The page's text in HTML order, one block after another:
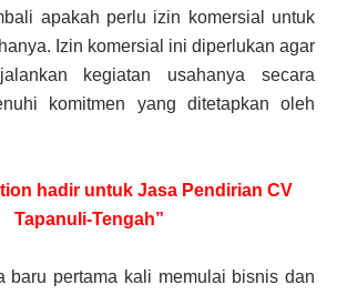
apakah perlu izin komersial untuk
Izin komersial ini diperlukan agar
kegiatan usahanya secara
komitmen yang ditetapkan oleh
hadir untuk Jasa Pendirian CV
Tapanuli-Tengah”
baru pertama kali memulai bisnis dan